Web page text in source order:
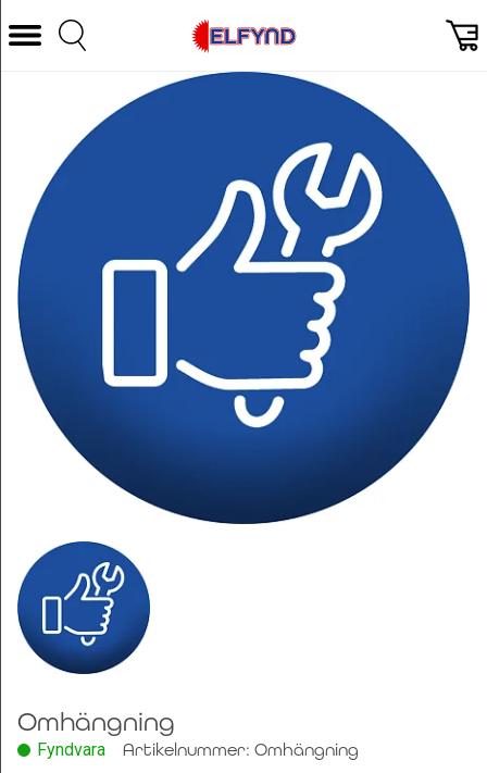
Välj Kategori
Datorer & Tillbehör
Hem och Hushåll
TV & Bild
Foto & Video
Vitvaror
Mobil, Tele & GPS
Smart hem
Personvård
Wearables och träning
Leksaker och Hobby
Omhängning
Fyndvara
Artikelnummer: Omhängning